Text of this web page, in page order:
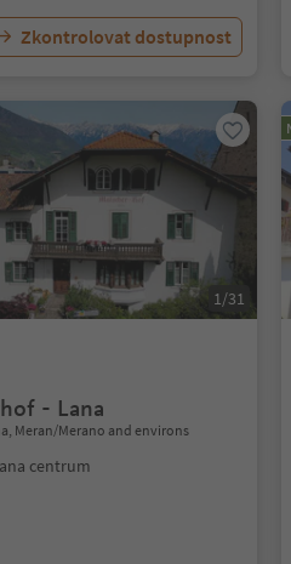
Zkontrolovat dostupnost
1/31
- Lana
Meran/Merano and environs
centrum